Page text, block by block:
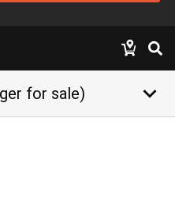
for sale) keyboard_arrow_down